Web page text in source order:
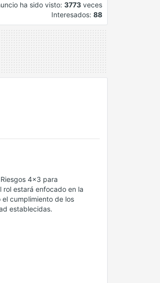
ha sido visto: 3773 veces
Interesados: 88
4x3 para
estará enfocado en la
cumplimiento de los
establecidas.